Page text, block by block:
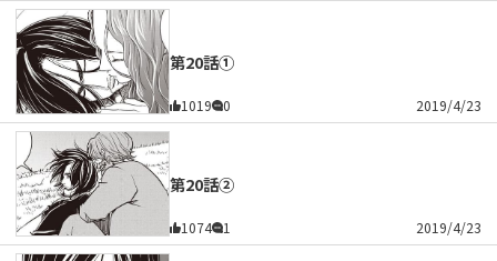
第20話①
1019 0 2019/4/23
第20話②
1074 1 2019/4/23